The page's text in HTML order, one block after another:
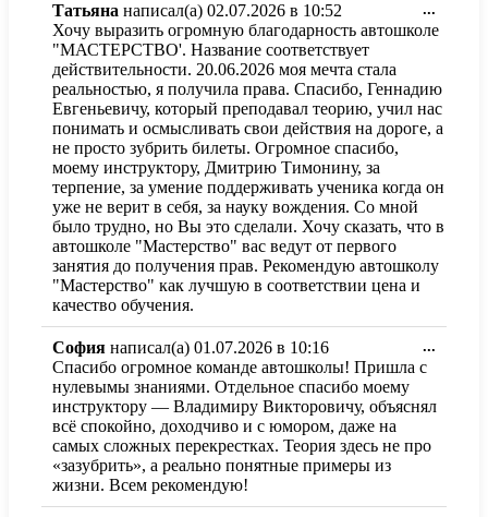
Татьяна написал(а) 02.07.2026 в 10:52
Хочу выразить огромную благодарность автошколе
"МАСТЕРСТВО'. Название соответствует
действительности. 20.06.2026 моя мечта стала
реальностью, я получила права. Спасибо, Геннадию
Евгеньевичу, который преподавал теорию, учил нас
понимать и осмысливать свои действия на дороге, а
не просто зубрить билеты. Огромное спасибо,
моему инструктору, Дмитрию Тимонину, за
терпение, за умение поддерживать ученика когда он
уже не верит в себя, за науку вождения. Со мной
было трудно, но Вы это сделали. Хочу сказать, что в
автошколе "Мастерство" вас ведут от первого
занятия до получения прав. Рекомендую автошколу
"Мастерство" как лучшую в соответствии цена и
качество обучения.
...
этот
София написал(а) 01.07.2026 в 10:16
Спасибо огромное команде автошколы! Пришла с
нулевымы знаниями. Отдельное спасибо моему
инструктору — Владимиру Викторовичу, объяснял
всё спокойно, доходчиво и с юмором, даже на
самых сложных перекрестках. Теория здесь не про
«зазубрить», а реально понятные примеры из
жизни. Всем рекомендую!
...
другое